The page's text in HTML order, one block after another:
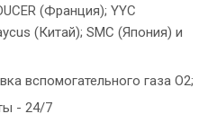
(Франция); YYC
(Китай); SMC (Япония) и
вспомогательного газа О2;
- 24/7